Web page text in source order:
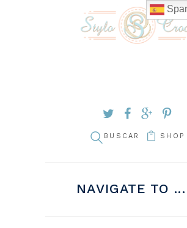
SHOP
NAVIGATE TO ...